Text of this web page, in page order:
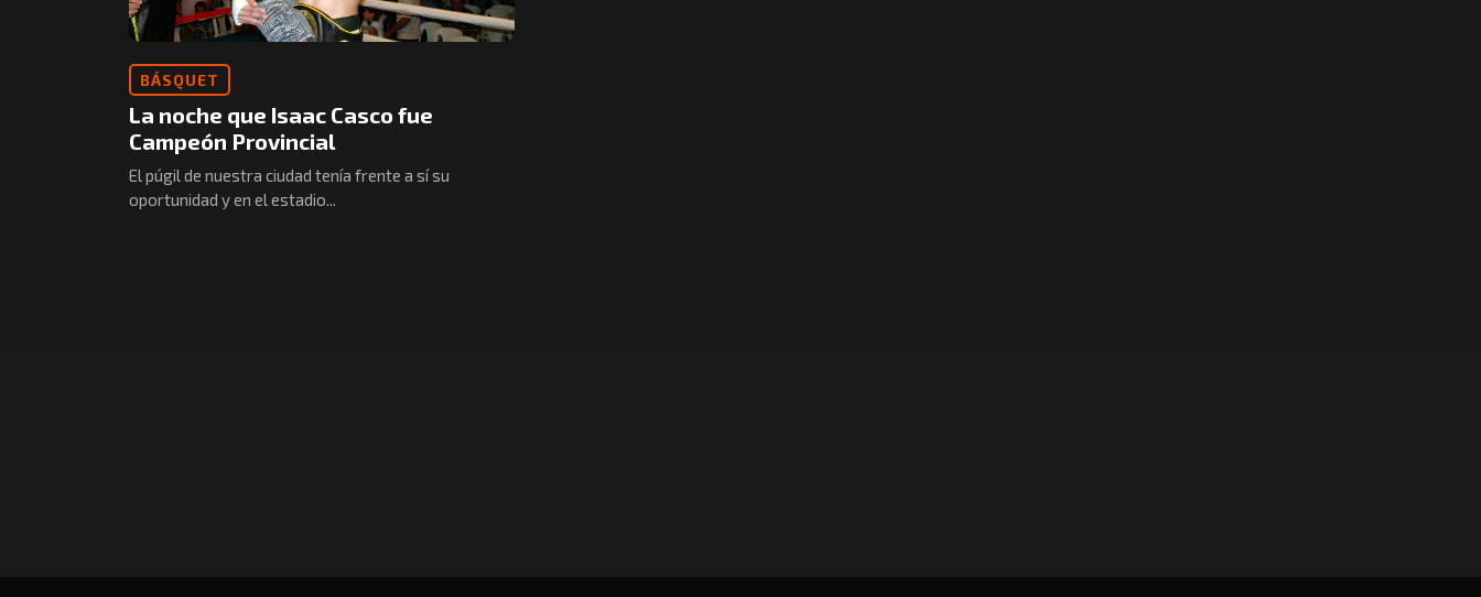
BÁSQUET
La noche que Isaac Casco fue
Campeón Provincial
El púgil de nuestra ciudad tenía frente a sí su
oportunidad y en el estadio...